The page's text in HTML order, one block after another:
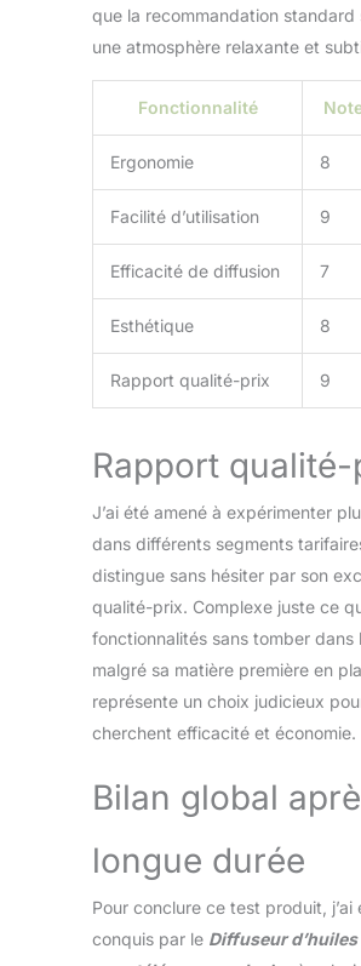
pouvez
Huiles
avec
Diffuseur
très
vous
machine
Pas
proche
à
avec
belle
et la
bois, et
que la recommandation
une atmosphère relaxante et
Fonctionnalité
Ergonomie 8
Facilité d’utilisation 9
Efficacité de diffusion 7
Esthétique 8
Rapport qualité-prix 9
Rapport
J’ai été amené à expérimenter
dans différents segments
distingue sans hésiter par son
qualité-prix. Complexe juste ce
fonctionnalités sans tomber dans
malgré sa matière première en
représente un choix judicieux
cherchent efficacité et économie.
Bilan global
longue durée
Pour conclure ce test produit, j’ai
conquis par le Diffuseur